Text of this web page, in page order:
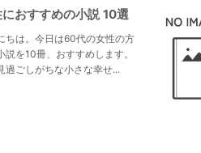
おすすめの小説 10選
ちは。今日は60代の女性の方
説を10冊、おすすめします。
過ごしがちな小さな幸せ...